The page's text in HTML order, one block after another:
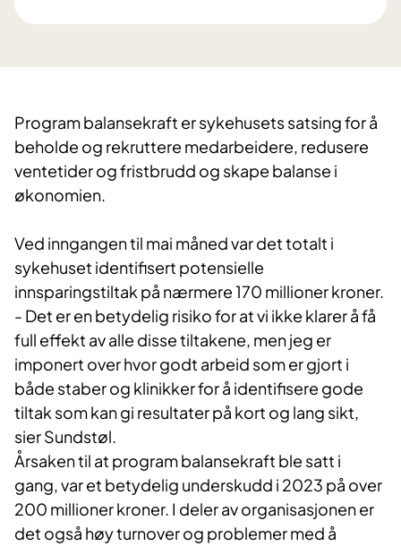
Program balansekraft er sykehusets satsing for å
beholde og rekruttere medarbeidere, redusere
ventetider og fristbrudd og skape balanse i
økonomien.
Ved inngangen til mai måned var det totalt i
sykehuset identifisert potensielle
innsparingstiltak på nærmere 170 millioner kroner.
- Det er en betydelig risiko for at vi ikke klarer å få
full effekt av alle disse tiltakene, men jeg er
imponert over hvor godt arbeid som er gjort i
både staber og klinikker for å identifisere gode
tiltak som kan gi resultater på kort og lang sikt,
sier Sundstøl.
Årsaken til at program balansekraft ble satt i
gang, var et betydelig underskudd i 2023 på over
200 millioner kroner. I deler av organisasjonen er
det også høy turnover og problemer med å